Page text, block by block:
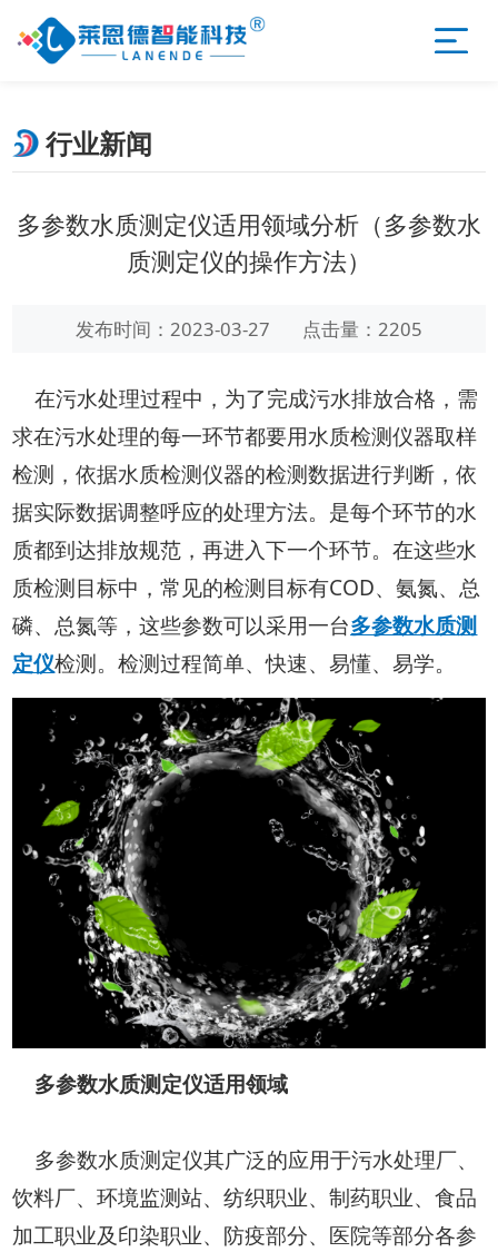
行业新闻
多参数水质测定仪适用领域分析（多参数水
质测定仪的操作方法）
发布时间：2023-03-27 点击量：2205
在污水处理过程中，为了完成污水排放合格，需
求在污水处理的每一环节都要用水质检测仪器取样
检测，依据水质检测仪器的检测数据进行判断，依
据实际数据调整呼应的处理方法。是每个环节的水
质都到达排放规范，再进入下一个环节。在这些水
质检测目标中，常见的检测目标有COD、氨氮、总
磷、总氮等，这些参数可以采用一台多参数水质测
定仪检测。检测过程简单、快速、易懂、易学。
多参数水质测定仪适用领域
多参数水质测定仪其广泛的应用于污水处理厂、
饮料厂、环境监测站、纺织职业、制药职业、食品
加工职业及印染职业、防疫部分、医院等部分各参